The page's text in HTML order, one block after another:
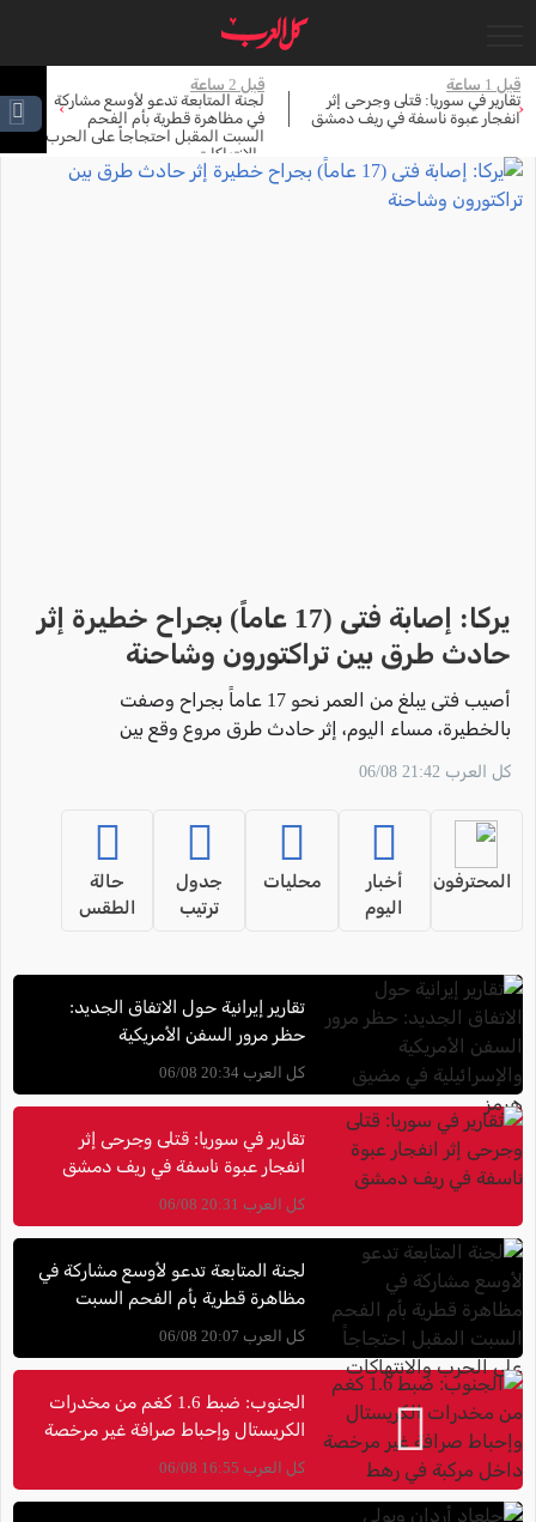
قبل 1 ساعة
تقارير في سوريا: قتلى وجرحى إثر
انفجار عبوة ناسفة في ريف دمشق
قبل 2 ساعة
لجنة المتابعة تدعو لأوسع مشاركة
في مظاهرة قطرية بأم الفحم
السبت المقبل احتجاجاً على الحرب
والانتهاكات
‹
›
جاري التحميل...
يركا: إصابة فتى (17 عاماً) بجراح خطيرة إثر
حادث طرق بين تراكتورون وشاحنة
أصيب فتى يبلغ من العمر نحو 17 عاماً بجراح وصفت
بالخطيرة، مساء اليوم، إثر حادث طرق مروع وقع بين
كل العرب 21:42 06/08
المحترفون
أخبار
اليوم
محليات
جدول
ترتيب
حالة
الطقس
تقارير إيرانية حول الاتفاق الجديد:
حظر مرور السفن الأمريكية
والإسرائيلية في مضيق هرمز
كل العرب 20:34 06/08
تقارير في سوريا: قتلى وجرحى إثر
انفجار عبوة ناسفة في ريف دمشق
كل العرب 20:31 06/08
لجنة المتابعة تدعو لأوسع مشاركة في
مظاهرة قطرية بأم الفحم السبت
المقبل احتجاجاً على الحرب
والانتهاكات
كل العرب 20:07 06/08
الجنوب: ضبط 1.6 كغم من مخدرات
الكريستال وإحباط صرافة غير مرخصة
داخل مركبة في رهط
كل العرب 16:55 06/08